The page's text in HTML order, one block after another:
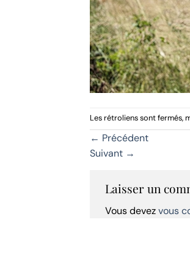
Les rétroliens sont fermés,
← Précédent
Suivant →
Laisser un
Vous devezvous